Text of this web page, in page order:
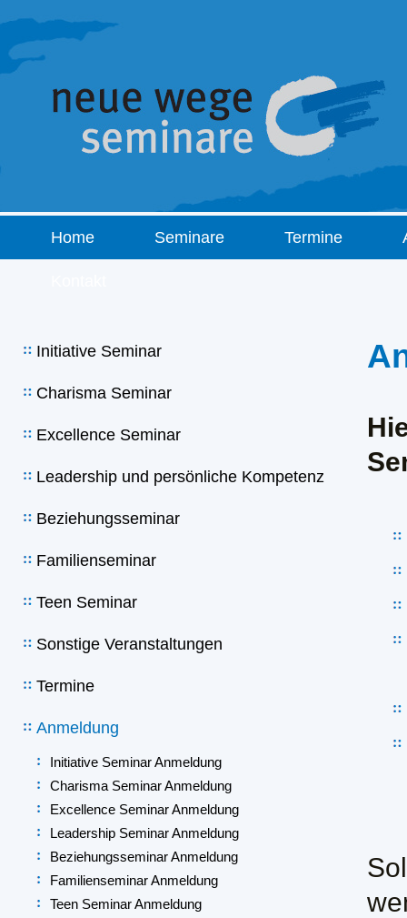
Home Seminare Termine
Initiative Seminar
Charisma Seminar
Excellence Seminar
Leadership und persönliche Kompetenz
Beziehungsseminar
Familienseminar
Teen Seminar
Sonstige Veranstaltungen
Termine
Anmeldung
Initiative Seminar Anmeldung
Charisma Seminar Anmeldung
Excellence Seminar Anmeldung
Leadership Seminar Anmeldung
Beziehungsseminar Anmeldung
Familienseminar Anmeldung
Teen Seminar Anmeldung